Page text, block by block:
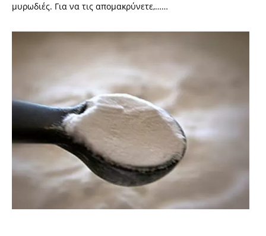
μυρωδιές. Για να τις απομακρύνετε,……